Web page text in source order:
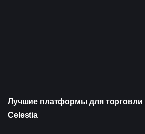
Лучшие платформы для
Celestia